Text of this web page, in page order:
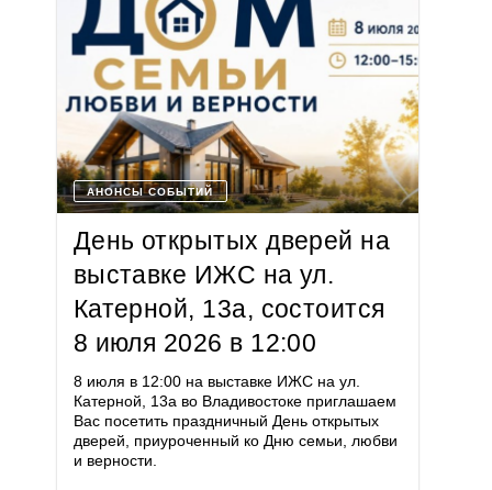
АНОНСЫ СОБЫТИЙ
День открытых дверей на
выставке ИЖС на ул.
Катерной, 13а, состоится
8 июля 2026 в 12:00
8 июля в 12:00 на выставке ИЖС на ул.
Катерной, 13а во Владивостоке приглашаем
Вас посетить праздничный День открытых
дверей, приуроченный ко Дню семьи, любви
и верности.